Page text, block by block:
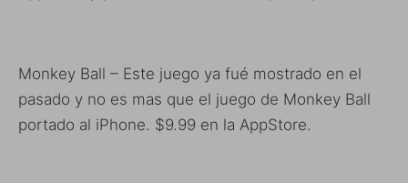
Monkey Ball – Este juego ya fué mostrado en el
pasado y no es mas que el juego de Monkey Ball
portado al iPhone. $9.99 en la AppStore.